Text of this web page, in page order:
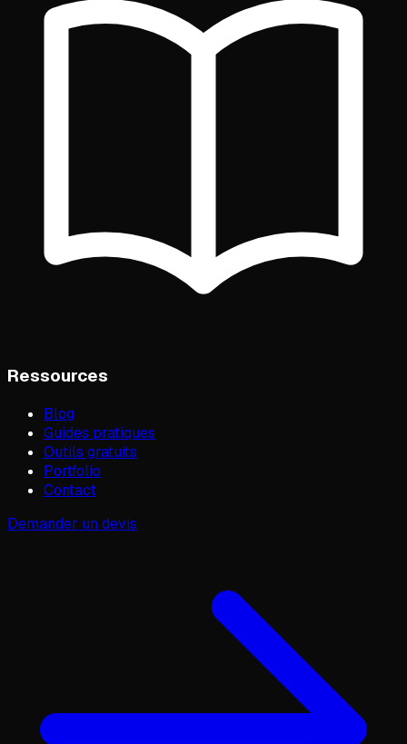
Ressources
Blog
Guides pratiques
Outils gratuits
Portfolio
Contact
Demander un devis